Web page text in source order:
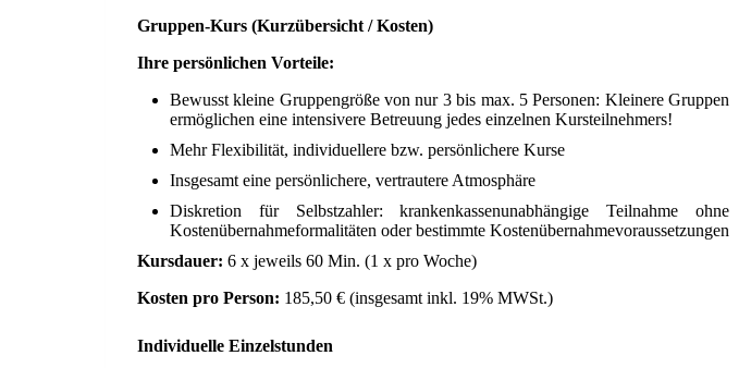
Gruppen-Kurs (Kurzübersicht / Kosten)
Ihre persönlichen Vorteile:
Bewusst kleine Gruppengröße von nur 3 bis max. 5 Personen: Kleinere Gruppen
ermöglichen eine intensivere Betreuung jedes einzelnen Kursteilnehmers!
Mehr Flexibilität, individuellere bzw. persönlichere Kurse
Insgesamt eine persönlichere, vertrautere Atmosphäre
Diskretion für Selbstzahler: krankenkassenunabhängige Teilnahme ohne
Kostenübernahmeformalitäten oder bestimmte Kostenübernahmevoraussetzungen
Kursdauer: 6 x jeweils 60 Min. (1 x pro Woche)
Kosten pro Person: 185,50 € (insgesamt inkl. 19% MWSt.)
Individuelle Einzelstunden